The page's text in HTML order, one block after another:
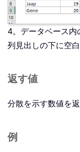
4。データベース
列見出しの下に空
返す値
分散を示す数値を返
例